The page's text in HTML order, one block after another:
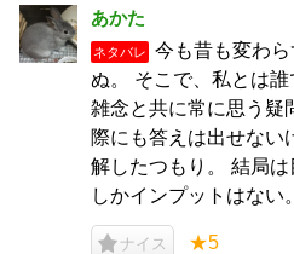
あかた
ネタバレ
今も昔も変わ
ぬ。 そこで、私とは
雑念と共に常に思う疑
際にも答えは出せない
解したつもり。 結局
しかインプットはない。
ナイス ★5